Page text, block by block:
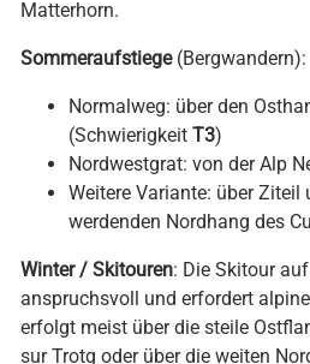
Matterhorn.
Sommeraufstiege(Bergwandern):
Normalweg: über den
(Schwierigkeit T3)
Nordwestgrat: von der Alp
Weitere Variante: über Ziteil
werdenden Nordhang des
Winter / Skitouren: Die Skitour
anspruchsvoll und erfordert
erfolgt meist über die steile
sur Trotg oder über die weiten